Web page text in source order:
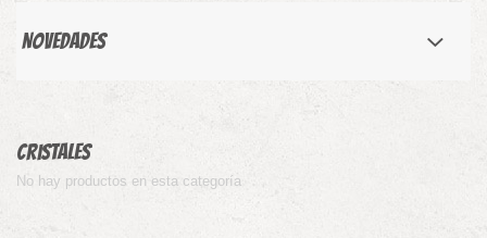
Novedades
Cristales
No hay productos en esta categoría